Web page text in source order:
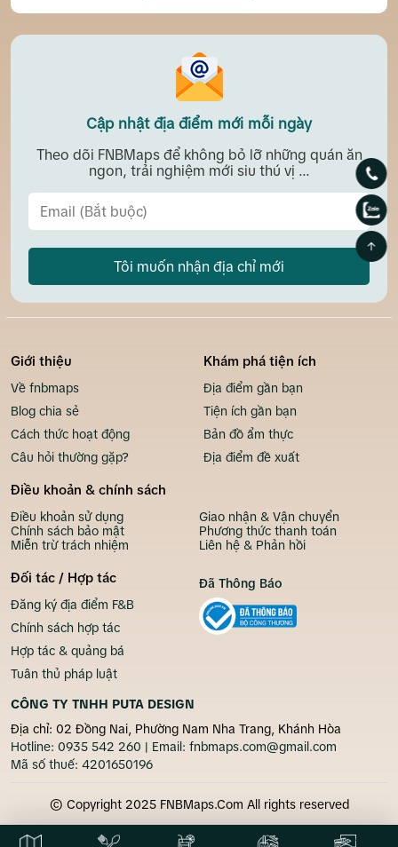
Cập nhật địa điểm mới mỗi ngày
Theo dõi FNBMaps để không bỏ lỡ những quán ăn
ngon, trải nghiệm mới siu thú vị ...
Tôi muốn nhận địa chỉ mới
Giới thiệu
Về fnbmaps
Blog chia sẻ
Cách thức hoạt động
Câu hỏi thường gặp?
Khám phá tiện ích
Địa điểm gần bạn
Tiện ích gần bạn
Bản đồ ẩm thực
Địa điểm đề xuất
Điều khoản & chính sách
Điều khoản sử dụng
Chính sách bảo mật
Miễn trừ trách nhiệm
Giao nhận & Vận chuyển
Phương thức thanh toán
Liên hệ & Phản hồi
Đối tác / Hợp tác
Đăng ký địa điểm F&B
Chính sách hợp tác
Hợp tác & quảng bá
Tuân thủ pháp luật
CÔNG TY TNHH PUTA DESIGN
Địa chỉ: 02 Đồng Nai, Phường Nam Nha Trang, Khánh Hòa
Hotline: 0935 542 260 | Email: fnbmaps.com@gmail.com
Mã số thuế: 4201650196
Đã Thông Báo
© Copyright 2025 FNBMaps.Com All rights reserved